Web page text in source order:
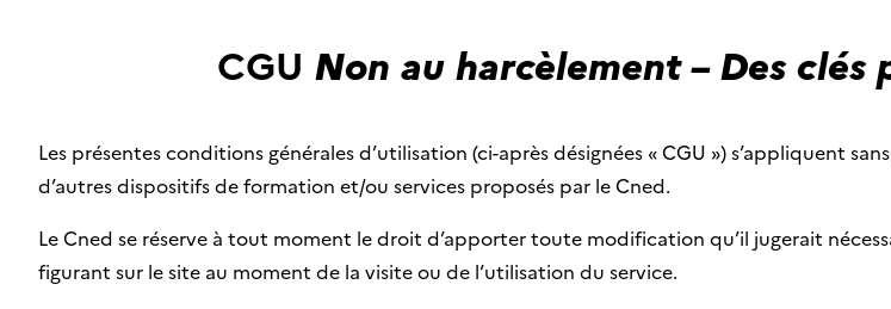
CGU Non au harcèlement – Des clés
Les présentes conditions générales d’utilisation (ci-après désignées « CGU ») s’appliquent
d’autres dispositifs de formation et/ou services proposés par le Cned.
Le Cned se réserve à tout moment le droit d’apporter toute modification qu’il jugerait
figurant sur le site au moment de la visite ou de l’utilisation du service.